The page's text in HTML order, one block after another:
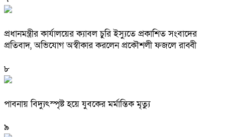
প্রধানমন্ত্রীর কার্যালয়ের ক্যাবল চুরি ইস্যুতে প্রকাশিত সংবাদের
প্রতিবাদ, অভিযোগ অস্বীকার করলেন প্রকৌশলী ফজলে রাব্বী
৮
পাবনায় বিদ্যুৎস্পৃষ্ট হয়ে যুব‌কের মর্মান্তিক মৃত্যু
৯